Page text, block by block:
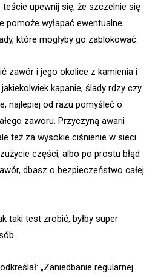
upewnij się, że szczelnie się
pomoże wyłapać ewentualne
które mogłyby go zablokować.
zawór i jego okolice z kamienia i
kapanie, ślady rdzy czy
najlepiej od razu pomyśleć o
zaworu. Przyczyną awarii
też za wysokie ciśnienie w sieci
części, albo po prostu błąd
dbasz o bezpieczeństwo całej
taki test zrobić, byłby super
„Zaniedbanie regularnej